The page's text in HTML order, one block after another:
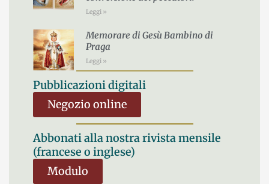
Leggi »
Memorare di Gesù Bambino di
Praga
Leggi »
Pubblicazioni digitali
Negozio online
Abbonati alla nostra rivista mensile
(francese o inglese)
Modulo